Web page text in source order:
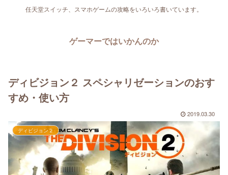
任天堂スイッチ、スマホゲームの攻略をいろいろ書いています。
ゲーマーではいかんのか
ディビジョン２ スペシャリゼーションのおす
すめ・使い方
2019.03.30
ディビジョン２